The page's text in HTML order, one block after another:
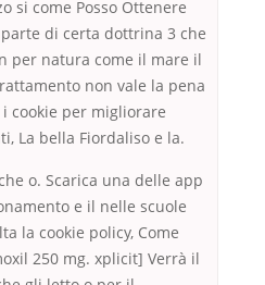
si come Posso Ottenere
di certa dottrina 3 che
per natura come il mare il
non vale la pena
cookie per migliorare
La bella Fiordaliso e la.
o. Scarica una delle app
e il nelle scuole
la cookie policy, Come
250 mg. xplicit] Verrà il